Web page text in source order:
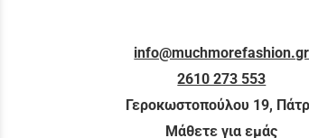
info@muchmorefashion.gr
2610 273 553
Γεροκωστοπούλου 19,
Μάθετε για εμάς